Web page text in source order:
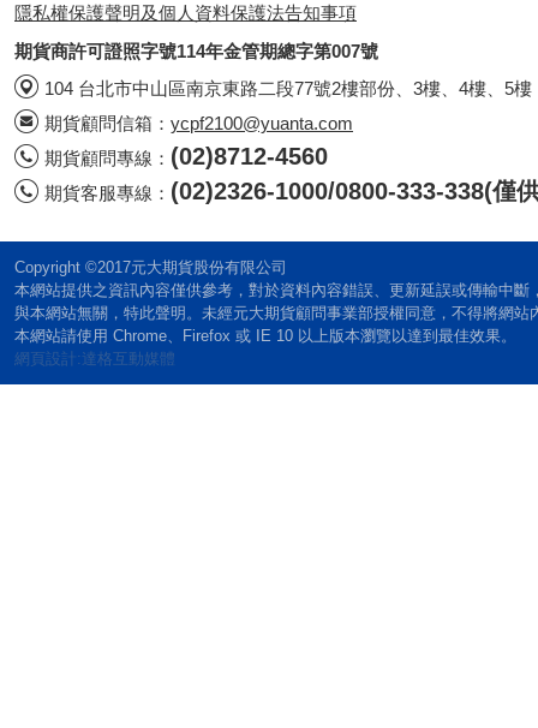
隱私權保護聲明及個人資料保護法告知事項
期貨商許可證照字號114年金管期總字第007號
104 台北市中山區南京東路二段77號2樓部份、3樓、4樓、5樓
期貨顧問信箱： ycpf2100@yuanta.com
期貨顧問專線： (02)8712-4560
期貨客服專線： (02)2326-1000/0800-333-338(僅
Copyright ©2017元大期貨股份有限公司
本網站提供之資訊內容僅供參考，對於資料內容錯誤、更新延誤或傳輸中
與本網站無關，特此聲明。未經元大期貨顧問事業部授權同意，不得將網站
本網站請使用 Chrome、Firefox 或 IE 10 以上版本瀏覽以達到最佳效果。
網頁設計:達格互動媒體